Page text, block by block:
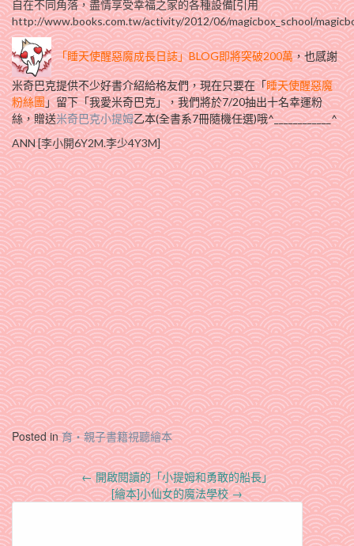
自在不同角落，盡情享受幸福之家的各種設備[引用
http://www.books.com.tw/activity/2012/06/magicbox_school/
「睡天使醒惡魔成長日誌」BLOG即將突破200萬，也感謝
米奇巴克提供不少好書介紹給格友們，現在只要在「睡天使醒惡魔
粉絲團」留下「我愛米奇巴克」，我們將於7/20抽出十名幸運粉
絲，贈送米奇巴克小提姆乙本(全書系7冊隨機任選)哦^____________^
ANN [李小開6Y2M.李少4Y3M]
Posted in育‧親子書籍視聽繪本
Post
navigation
←開啟閱讀的「小提姆和勇敢的船長」
[繪本]小仙女的魔法學校→